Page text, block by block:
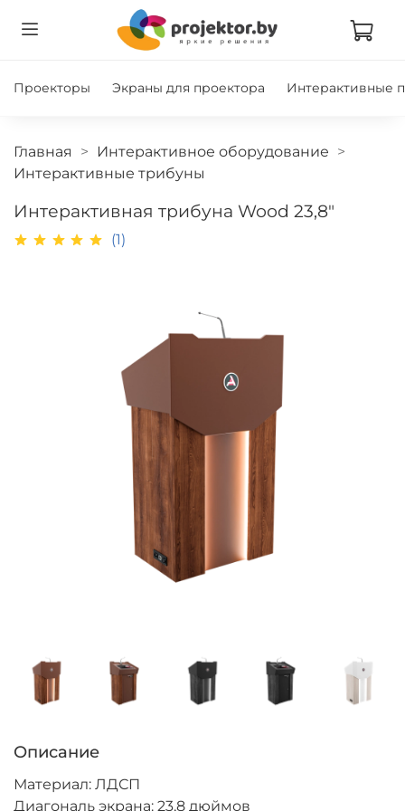
Проекторы Экраны для проектора Интерактивные
Главная
Интерактивное оборудование
Интерактивные трибуны
Интерактивная трибуна Wood 23,8"
(1)
Описание
Материал: ЛДСП
Диагональ экрана: 23,8 дюймов